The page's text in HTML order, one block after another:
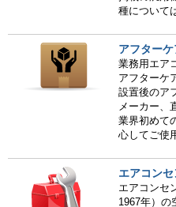
種について
アフター
業務用エア
アフターケ
設置後のア
メーカー、
業界初めて
心してご使
エアコン
エアコンセ
1967年）の